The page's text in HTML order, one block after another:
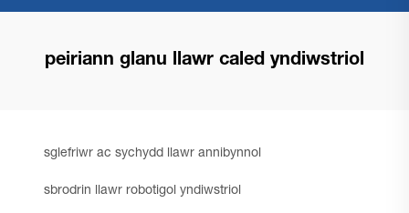
peiriann glanu llawr caled yndiwstriol
sglefriwr ac sychydd llawr annibynnol
sbrodrin llawr robotigol yndiwstriol